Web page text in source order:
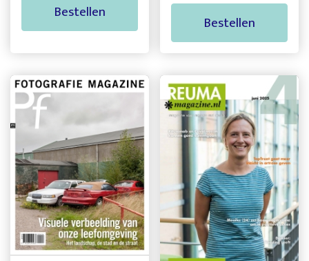
Bestellen Bestellen